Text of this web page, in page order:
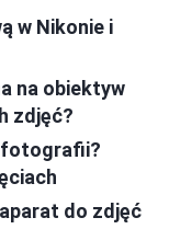
w Nikonie i
na obiektyw
zdjęć?
fotografii?
do zdjęć